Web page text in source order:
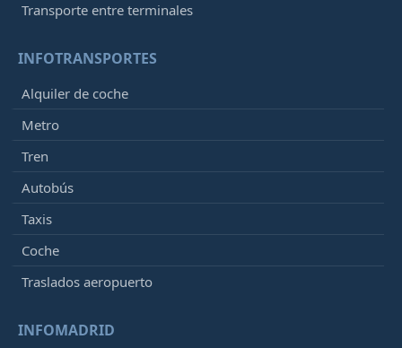
Transporte entre terminales
INFOTRANSPORTES
Alquiler de coche
Metro
Tren
Autobús
Taxis
Coche
Traslados aeropuerto
INFOMADRID